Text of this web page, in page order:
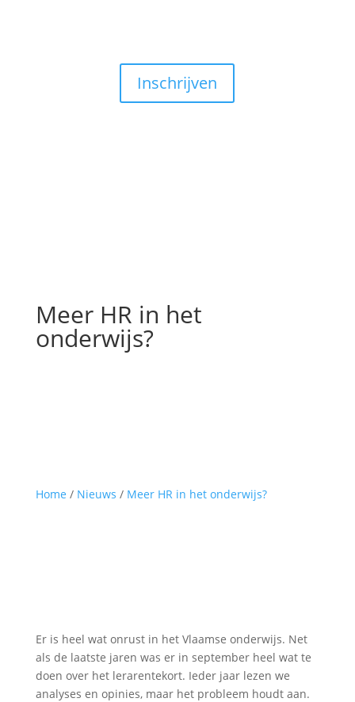
Inschrijven
Meer HR in het
onderwijs?
Home / Nieuws / Meer HR in het onderwijs?
Er is heel wat onrust in het Vlaamse onderwijs. Net
als de laatste jaren was er in september heel wat te
doen over het lerarentekort. Ieder jaar lezen we
analyses en opinies, maar het probleem houdt aan.